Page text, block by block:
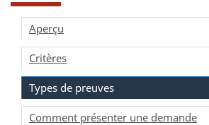
Aperçu
Critères
Types de preuves
Comment présenter une demande